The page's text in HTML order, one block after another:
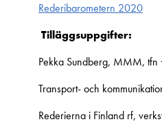
Rederibarometern 2020
Tilläggsuppgifter:
Pekka Sundberg, MMM,
Transport- och
Rederierna i Finland rf,